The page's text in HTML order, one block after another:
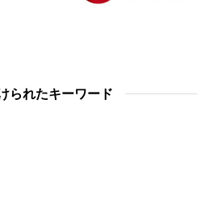
られたキーワード